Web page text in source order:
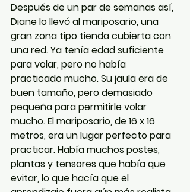
Después de un par de semanas así,
Diane lo llevó al mariposario, una
gran zona tipo tienda cubierta con
una red. Ya tenía edad suficiente
para volar, pero no había
practicado mucho. Su jaula era de
buen tamaño, pero demasiado
pequeña para permitirle volar
mucho. El mariposario, de 16 x 16
metros, era un lugar perfecto para
practicar. Había muchos postes,
plantas y tensores que había que
evitar, lo que hacía que el